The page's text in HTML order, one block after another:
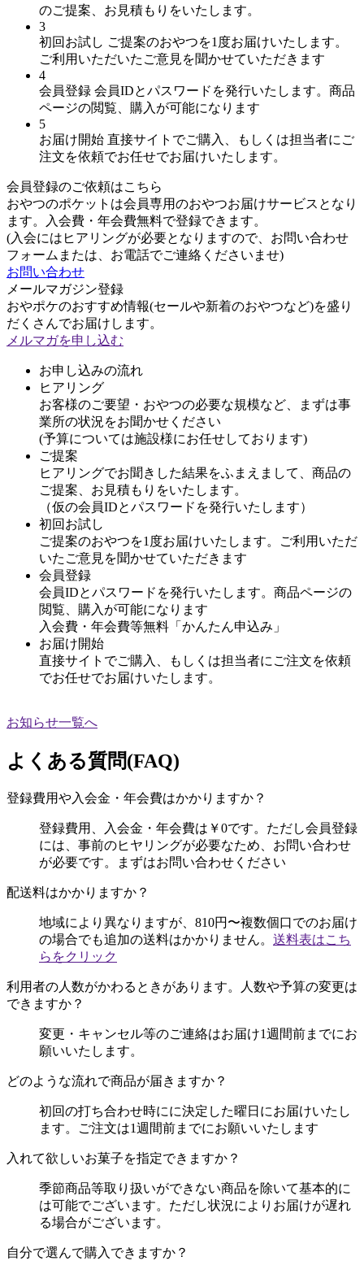
のご提案、お見積もりをいたします。
3
初回お試し ご提案のおやつを1度お届けいたします。
ご利用いただいたご意見を聞かせていただきます
4
会員登録 会員IDとパスワードを発行いたします。商品
ページの閲覧、購入が可能になります
5
お届け開始 直接サイトでご購入、もしくは担当者にご
注文を依頼でお任せでお届けいたします。
会員登録のご依頼はこちら
おやつのポケットは会員専用のおやつお届けサービスとなり
ます。入会費・年会費無料で登録できます。
(入会にはヒアリングが必要となりますので、お問い合わせ
フォームまたは、お電話でご連絡くださいませ)
お問い合わせ
メールマガジン登録
おやポケのおすすめ情報(セールや新着のおやつなど)を盛り
だくさんでお届けします。
メルマガを申し込む
お申し込みの流れ
ヒアリング
お客様のご要望・おやつの必要な規模など、まずは事
業所の状況をお聞かせください
(予算については施設様にお任せしております)
ご提案
ヒアリングでお聞きした結果をふまえまして、商品の
ご提案、お見積もりをいたします。
（仮の会員IDとパスワードを発行いたします）
初回お試し
ご提案のおやつを1度お届けいたします。ご利用いただ
いたご意見を聞かせていただきます
会員登録
会員IDとパスワードを発行いたします。商品ページの
閲覧、購入が可能になります
入会費・年会費等無料「かんたん申込み」
お届け開始
直接サイトでご購入、もしくは担当者にご注文を依頼
でお任せでお届けいたします。
お知らせ一覧へ
よくある質問(FAQ)
登録費用や入会金・年会費はかかりますか？
登録費用、入会金・年会費は￥0です。ただし会員登録
には、事前のヒヤリングが必要なため、お問い合わせ
が必要です。まずはお問い合わせください
配送料はかかりますか？
地域により異なりますが、810円〜複数個口でのお届け
の場合でも追加の送料はかかりません。 送料表はこち
らをクリック
利用者の人数がかわるときがあります。人数や予算の変更は
できますか？
変更・キャンセル等のご連絡はお届け1週間前までにお
願いいたします。
どのような流れで商品が届きますか？
初回の打ち合わせ時にに決定した曜日にお届けいたし
ます。ご注文は1週間前までにお願いいたします
入れて欲しいお菓子を指定できますか？
季節商品等取り扱いができない商品を除いて基本的に
は可能でございます。ただし状況によりお届けが遅れ
る場合がございます。
自分で選んで購入できますか？